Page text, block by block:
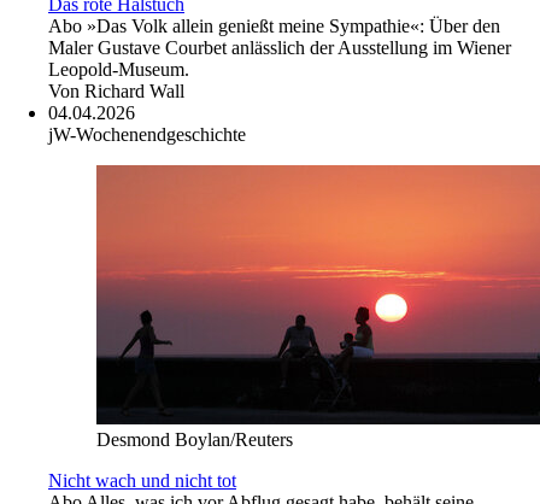
Abo »Das Volk allein genießt meine Sympathie«: Über den
Maler Gustave Courbet anlässlich der Ausstellung im Wiener
Leopold-Museum.
Von Richard Wall
04.04.2026
jW-Wochenendgeschichte
Desmond Boylan/Reuters
Nicht wach und nicht tot